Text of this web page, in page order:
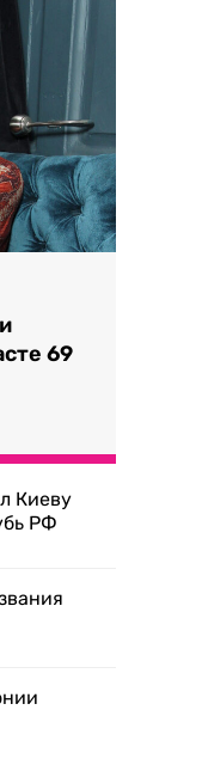
69
Киеву
РФ